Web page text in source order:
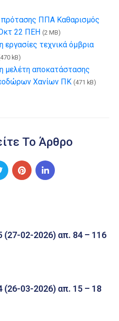
ΠΠΑ Καθαρισμός
22 ΠΕΗ (2 MB)
τεχνικά όμβρια
kB)
μελέτη αποκατάστασης
Χανίων ΠΚ (471 kB)
Το Άρθρο
(27-02-2026) απ. 84 – 116
(26-03-2026) απ. 15 – 18